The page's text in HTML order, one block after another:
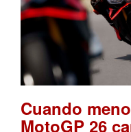
Cuando
MotoGP 26